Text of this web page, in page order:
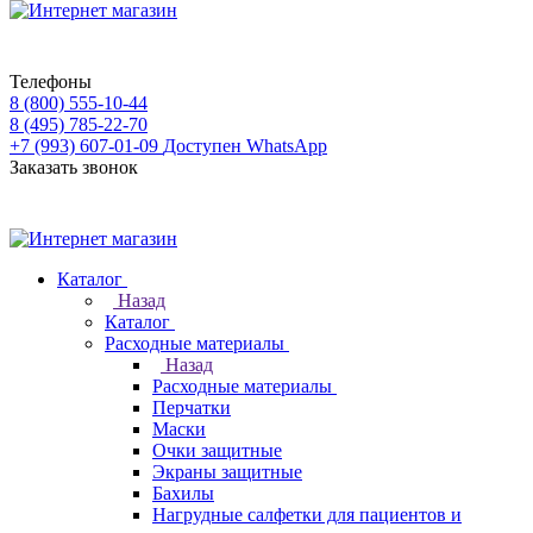
Телефоны
8 (800) 555-10-44
8 (495) 785-22-70
+7 (993) 607-01-09 Доступен WhatsApp
Заказать звонок
Каталог
Назад
Каталог
Расходные материалы
Назад
Расходные материалы
Перчатки
Маски
Очки защитные
Экраны защитные
Бахилы
Нагрудные салфетки для пациентов и